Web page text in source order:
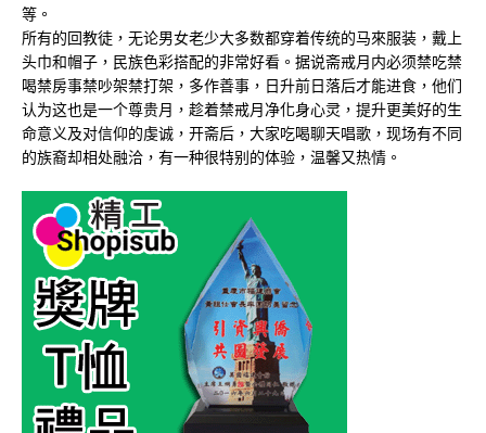
等。
所有的回教徒，无论男女老少大多数都穿着传统的马來服装，戴上
头巾和帽子，民族色彩搭配的非常好看。据说斋戒月内必须禁吃禁
喝禁房事禁吵架禁打架，多作善事，日升前日落后才能进食，他们
认为这也是一个尊贵月，趁着禁戒月净化身心灵，提升更美好的生
命意义及对信仰的虔诚，开斋后，大家吃喝聊天唱歌，现场有不同
的族裔却相处融洽，有一种很特别的体验，温馨又热情。